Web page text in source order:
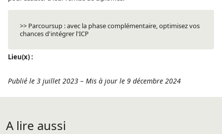
>> Parcoursup : avec la phase complémentaire, optimisez vos
chances d'intégrer l'ICP
Lieu(x) :
Publié le 3 juillet 2023 – Mis à jour le 9 décembre 2024
A lire aussi